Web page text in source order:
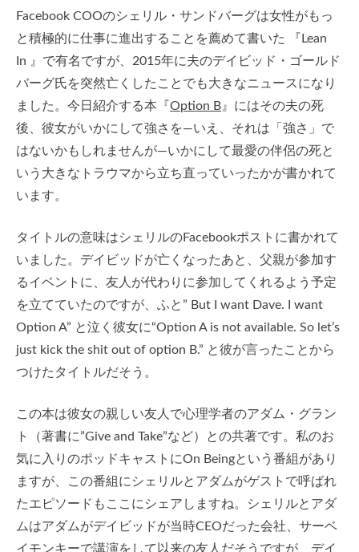
Facebook COOのシェリル・サンドバーグは女性がもっ
と積極的に仕事に進出することを薦めて書いた 『Lean
In 』で有名ですが、2015年に夫のデイビッド・ゴールド
バーグ氏を突然亡くしたことでも大きなニュースになり
ました。今日紹介する本『 Option B 』にはその夫の死
後、彼女がいかにして強さを—いえ、それは「強さ」で
はないかもしれませんが—いかにして最愛の伴侶の死と
いう大きなトラウマから立ち直っていったかが書かれて
います。
タイトルの意味はシェリルのFacebookポストに書かれて
いました。デイビッドが亡くなったあと、父親が参加す
るイベントに、友人が代わりに参加してくれるよう予定
を立てていたのですが、ふと” But I want Dave. I want
Option A” と泣く彼女に“Option A is not available. So let’s
just kick the shit out of option B.” と彼が言ったことから
つけたタイトルだそう。
この本は彼女の親しい友人で心理学者のアダム・グラン
ト（著書に”Give and Take”など）との共著です。私のお
気に入りのポッドキャストにOn Beingという番組があり
ますが、この番組にシェリルとアダムがゲストで呼ばれ
たエピソードもここにシェアしますね。シェリルとアダ
ムはアダムがデイビッドが当時CEOだった会社、サーベ
イモンキーで講演をして以来の友人だそうですが、デイ